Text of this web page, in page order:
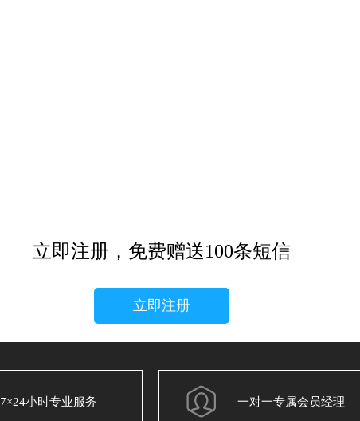
立即注册，免费赠送100条短信
立即注册
7×24小时专业服务 一对一专属会员经理